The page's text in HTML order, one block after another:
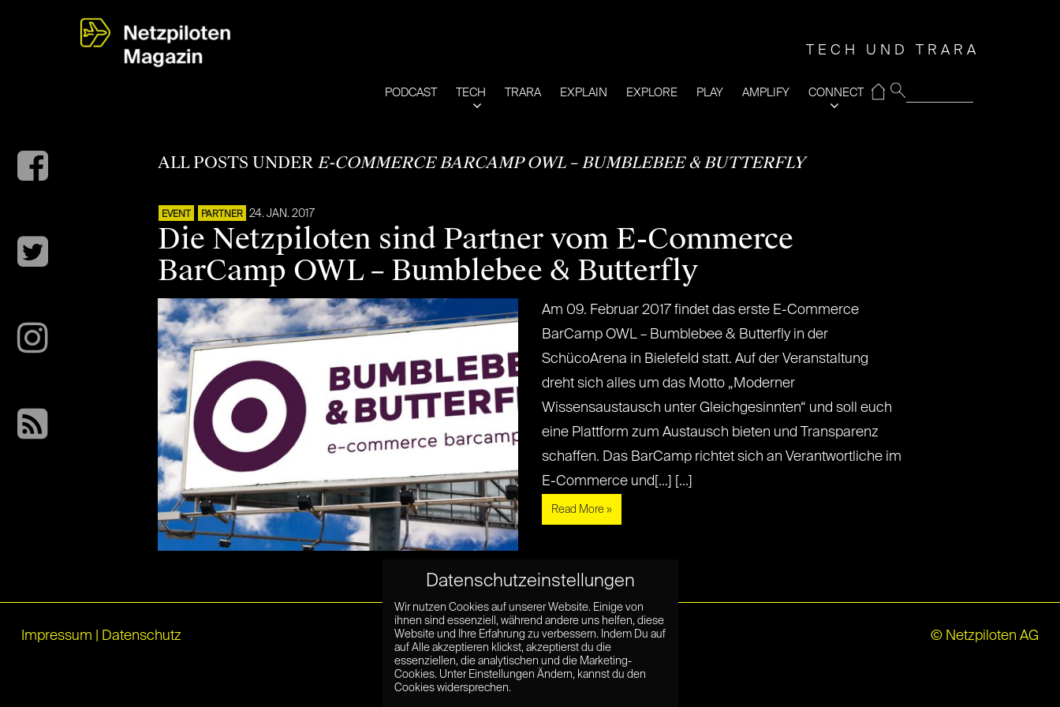
TECH UND TRARA
PODCAST TECH TRARA EXPLAIN EXPLORE PLAY AMPLIFY CONNECT
⌂
ALL POSTS UNDER E-COMMERCE BARCAMP OWL – BUMBLEBEE & BUTTERFLY
EVENT PARTNER 24. JAN. 2017
Die Netzpiloten sind Partner vom E-Commerce
BarCamp OWL – Bumblebee & Butterfly
Am 09. Februar 2017 findet das erste E-Commerce
BarCamp OWL – Bumblebee & Butterfly in der
SchücoArena in Bielefeld statt. Auf der Veranstaltung
dreht sich alles um das Motto „Moderner
Wissensaustausch unter Gleichgesinnten“ und soll euch
eine Plattform zum Austausch bieten und Transparenz
schaffen. Das BarCamp richtet sich an Verantwortliche im
E-Commerce und[...] [...]
Read More »
Impressum Datenschutz © Netzpiloten AG
Datenschutzeinstellungen
Wir nutzen Cookies auf unserer Website. Einige von
ihnen sind essenziell, während andere uns helfen, diese
Website und Ihre Erfahrung zu verbessern. Indem Du auf
auf Alle akzeptieren klickst, akzeptierst du die
essenziellen, die analytischen und die Marketing-
Cookies. Unter Einstellungen Ändern, kannst du den
Cookies widersprechen.